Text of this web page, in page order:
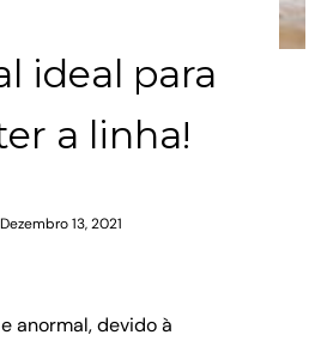
ideal para
a linha!
Dezembro 13, 2021
anormal, devido à